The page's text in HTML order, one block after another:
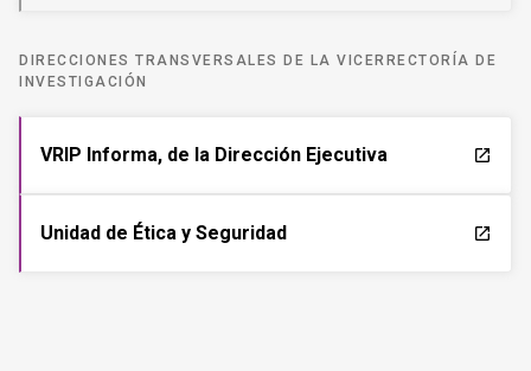
DIRECCIONES TRANSVERSALES DE LA VICERRECTORÍA DE
INVESTIGACIÓN
VRIP Informa, de la Dirección Ejecutiva launch
Unidad de Ética y Seguridad launch